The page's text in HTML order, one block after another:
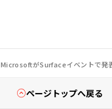
MicrosoftがSurfaceイベントで発
ページトップへ戻る